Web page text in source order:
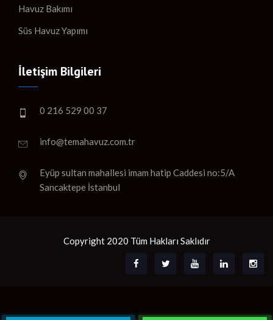
Havuz Bakımı
Süs Havuz Yapımı
İletişim Bilgileri
0 216 529 00 37
info@temahavuz.com.tr
Eyüp sultan mahallesi imam hatip Caddesi no:5/A
Sancaktepe İstanbul
Copyright 2020 Tüm Hakları Saklıdır